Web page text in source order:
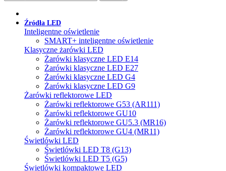
Źródła LED
Inteligentne oświetlenie
SMART+ inteligentne oświetlenie
Klasyczne żarówki LED
Żarówki klasyczne LED E14
Żarówki klasyczne LED E27
Żarówki klasyczne LED G4
Żarówki klasyczne LED G9
Żarówki reflektorowe LED
Żarówki reflektorowe G53 (AR111)
Żarówki reflektorowe GU10
Żarówki reflektorowe GU5.3 (MR16)
Żarówki reflektorowe GU4 (MR11)
Świetlówki LED
Świetlówki LED T8 (G13)
Świetlówki LED T5 (G5)
Świetlówki kompaktowe LED